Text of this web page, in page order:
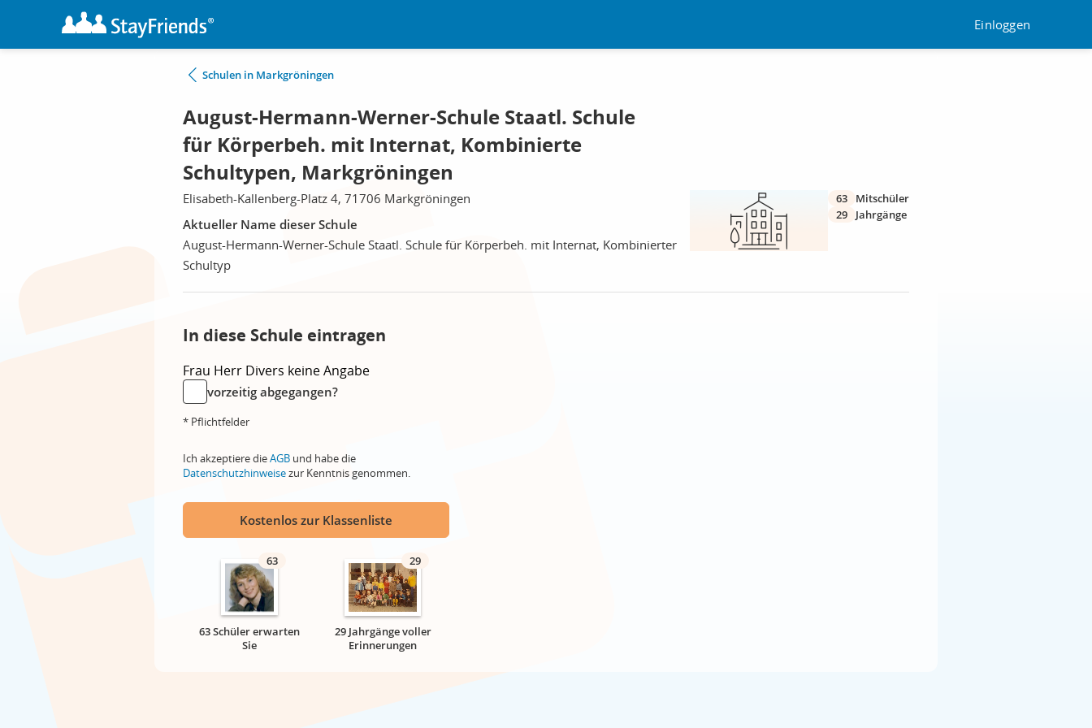
Einloggen
Schulen in Markgröningen
August-Hermann-Werner-Schule Staatl. Schule
für Körperbeh. mit Internat, Kombinierte
Schultypen, Markgröningen
Elisabeth-Kallenberg-Platz 4, 71706 Markgröningen
Aktueller Name dieser Schule
August-Hermann-Werner-Schule Staatl. Schule für Körperbeh. mit Internat, Kombinierter
Schultyp
63
Mitschüler
29
Jahrgänge
In diese Schule eintragen
Frau Herr Divers keine Angabe
vorzeitig abgegangen?
* Pflichtfelder
Ich akzeptiere dieAGB und habe die
Datenschutzhinweisezur Kenntnis genommen.
Kostenlos zur Klassenliste
63
63 Schüler erwarten
Sie
29
29 Jahrgänge voller
Erinnerungen